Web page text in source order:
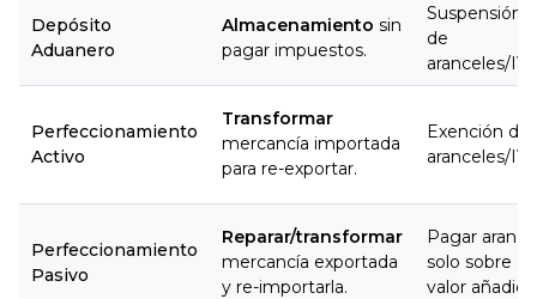
Depósito
Aduanero
Almacenamiento sin
pagar impuestos.
Suspensión
de
aranceles/
Perfeccionamiento
Activo
Transformar
mercancía importada
para re-exportar.
Exención de
aranceles/
Perfeccionamiento
Pasivo
Reparar/transformar
mercancía exportada
y re-importarla.
Pagar
solo sobre el
valor